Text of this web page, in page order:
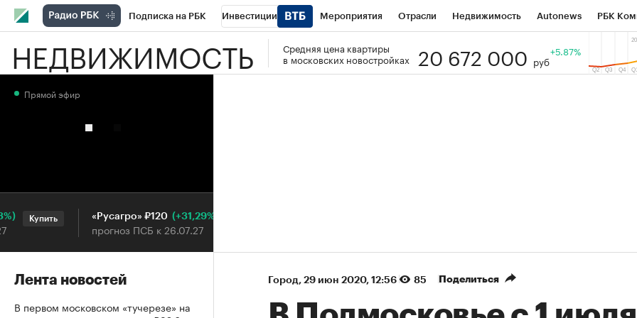
Подписка на РБК Инвестиции Мероприятия Отрасли Недвижимость Autonews РБК
РБК Вино Спорт Школа управления РБК РБК Образование Тренды
НЕДВИЖИМОСТЬ
Средняя цена квартиры
в московских новостройках
20 672 000 руб
+5.87%
Город⁠, 29 июн 2020, 12:56 85 Поделиться
Прямой эфир
Купить «Русагро» ₽120 (+31,29%)
прогноз ПСБ к 26.07.27
Лента новостей
В первом московском «тучерезе» на